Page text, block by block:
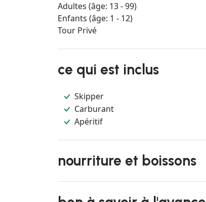
Adultes (âge: 13 - 99)
Enfants (âge: 1 - 12)
Tour Privé
ce qui est inclus
Skipper
Carburant
Apéritif
nourriture et boissons